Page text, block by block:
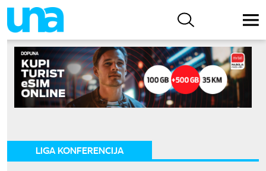
LIGA KONFERENCIJA